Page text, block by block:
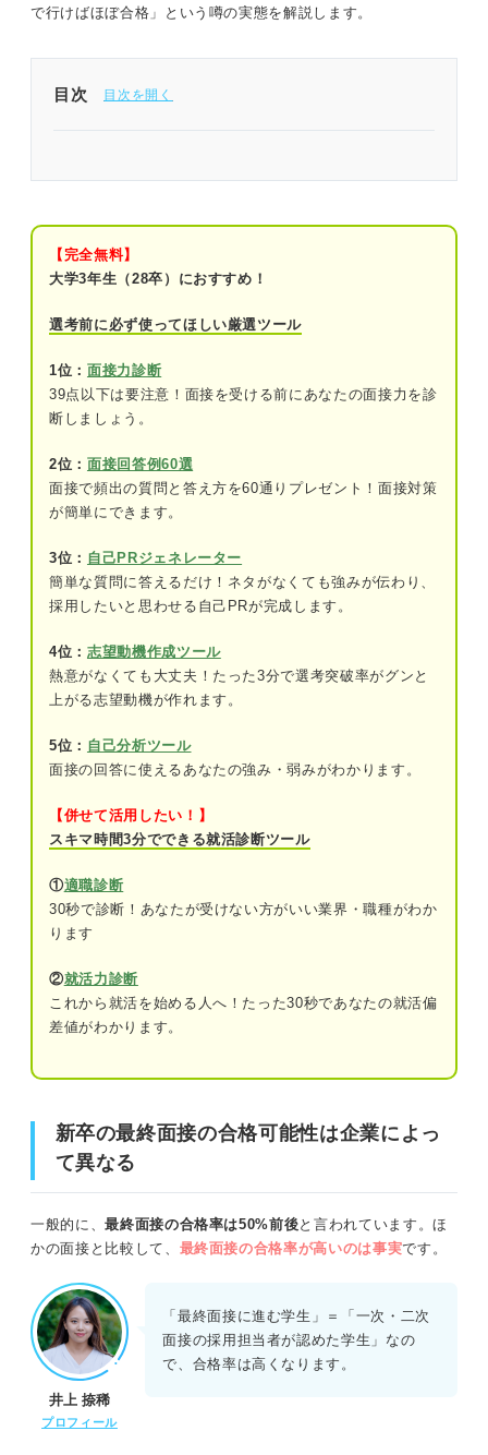
で行けばほぼ合格」という噂の実態を解説します。
目次
業
合格率が高い新卒の最終面接の特徴
自分の考え方や価値観への採用担当者の共
他社の選考状況を入念に聞かれる
が多い
就活のプロ67人に聞いた！ 最終面接で見ているポ
内定率アップ！ 新卒の最終面接で合格するための
一次・二次面接と同等の緊張感を持つ
会社のビジョンと価値観のマッチ度を伝え
入社後のプランを明確にする
油断は禁物！ 入念な準備をして新卒の最終面接を
【完全無料】
大学3年生（28卒）におすすめ！
選考前に必ず使ってほしい厳選ツール
1位： 面接力診断
39点以下は要注意！面接を受ける前にあなたの面接力を診
断しましょう。
2位： 面接回答例60選
面接で頻出の質問と答え方を60通りプレゼント！面接対策
が簡単にできます。
3位： 自己PRジェネレーター
簡単な質問に答えるだけ！ネタがなくても強みが伝わり、
採用したいと思わせる自己PRが完成します。
4位： 志望動機作成ツール
熱意がなくても大丈夫！たった3分で選考突破率がグンと
上がる志望動機が作れます。
5位： 自己分析ツール
面接の回答に使えるあなたの強み・弱みがわかります。
【併せて活用したい！】
スキマ時間3分でできる就活診断ツール
①適職診断
30秒で診断！あなたが受けない方がいい業界・職種がわか
ります
②就活力診断
これから就活を始める人へ！たった30秒であなたの就活偏
差値がわかります。
新卒の最終面接の合格可能性は企業によっ
て異なる
一般的に、最終面接の合格率は50%前後と言われています。ほ
かの面接と比較して、 最終面接の合格率が高いのは事実です。
井上 捺稀
プロフィール
「最終面接に進む学生」＝「一次・二次
面接の採用担当者が認めた学生」なの
で、合格率は高くなります。
新卒の最終面接の合格可能性は企業によって異なる
最終面接における合格率の実態をプロが解説
合格率が高い例①中小企業や社員の入れ替わりの激しい企業
合格率が高い例②理系の推薦枠
合格率が低い例①大企業や離職率が低い企業